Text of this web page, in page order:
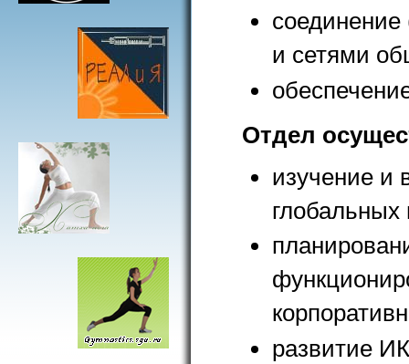
и сетями
Отдел
изучение и
развитие